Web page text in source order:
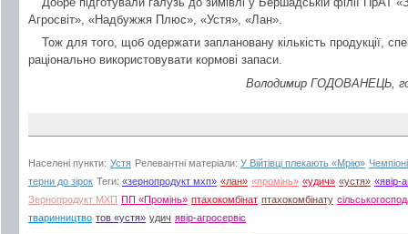
Агросвіт», «Надбужжя Плюс», «Устя», «Лан».
Тож для того, щоб одержати заплановану кількість продукції,
раціонально використовувати кормові запаси.
Володимир ГОДОВАНЕЦЬ,
Населені пункти: Устя Релевантні матеріали: У Війтівці плекають «Мрію»
терни до зірок Теги: «зернопродукт мхп» «лан» «промінь» «удич» «устя» «явір-
Зернопродукт МХП
ПП «Промінь» птахокомбінат птахокомбінату
тваринництво тов «устя» удич явір-агросервіс